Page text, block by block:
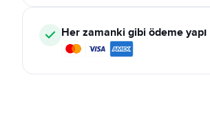
Her zamanki gibi ödeme yapı